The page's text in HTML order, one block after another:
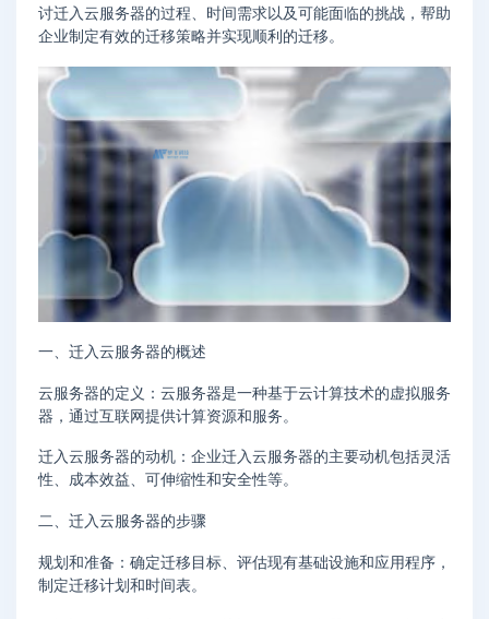
讨迁入云服务器的过程、时间需求以及可能面临的挑战，帮助
企业制定有效的迁移策略并实现顺利的迁移。
一、迁入云服务器的概述
云服务器的定义：云服务器是一种基于云计算技术的虚拟服务
器，通过互联网提供计算资源和服务。
迁入云服务器的动机：企业迁入云服务器的主要动机包括灵活
性、成本效益、可伸缩性和安全性等。
二、迁入云服务器的步骤
规划和准备：确定迁移目标、评估现有基础设施和应用程序，
制定迁移计划和时间表。